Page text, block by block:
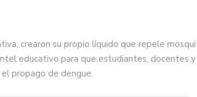
crearon su propio líquido que repele
educativo para que estudiantes, docentes
propago de dengue.